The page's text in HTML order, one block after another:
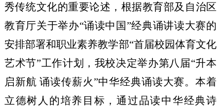
秀传统文化的重要论述，根据教育部及自治区
教育厅关于举办“诵读中国”经典诵讲读大赛的
安排部署和职业素养教学部“首届校园体育文化
艺术节”工作计划，我校决定举办第八届“升本
启新航 诵读传薪火”中华经典诵读大赛。本着
立德树人的培养目标，通过品读中华经典诗